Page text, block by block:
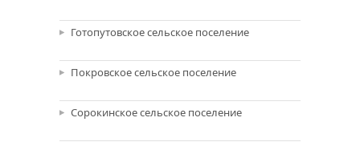
Готопутовское сельское поселение
Покровское сельское поселение
Сорокинское сельское поселение